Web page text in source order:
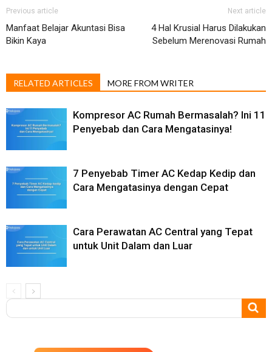
Previous article
Manfaat Belajar Akuntasi Bisa
Bikin Kaya
Next article
4 Hal Krusial Harus Dilakukan
Sebelum Merenovasi Rumah
RELATED ARTICLES MORE FROM WRITER
Kompresor AC Rumah Bermasalah? Ini 11
Penyebab dan Cara Mengatasinya!
7 Penyebab Timer AC Kedap Kedip dan
Cara Mengatasinya dengan Cepat
Cara Perawatan AC Central yang Tepat
untuk Unit Dalam dan Luar